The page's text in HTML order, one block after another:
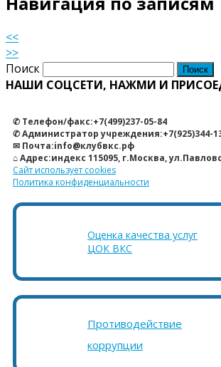
<<
>>
Поиск
НАШИ СОЦСЕТИ, НАЖМИ И
✆ Телефон/факс:+7(499)237-05-84
✆ Администратор учреждения:+7(925)344-
✉ Почта:info@клубвкс.рф
⌂ Адрес:индекс 115095, г.Москва,
Сайт использует cookies
Политика конфиденциальности
Оценка качества услуг
ЦОК ВКС
Противодействие
коррупции